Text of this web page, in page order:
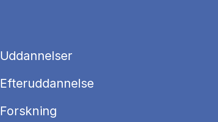
Uddannelser
Efteruddannelse
Forskning